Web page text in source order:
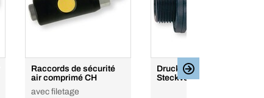
Raccords de sécurité
air comprimé CH
avec filetage
Druckluft
Steckverbinder